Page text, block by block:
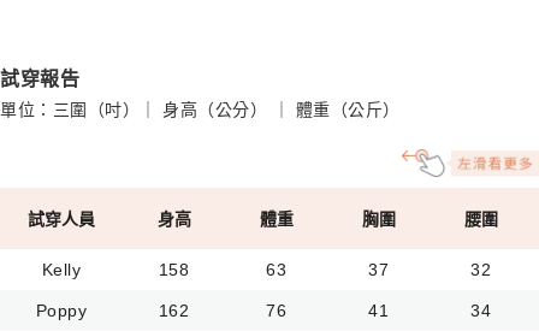
試穿報告
單位：三圍（吋）｜ 身高（公分） ｜ 體重（公斤）
試穿人員 身高 體重 胸圍 腰圍
Kelly 158 63 37 32
Poppy 162 76 41 34